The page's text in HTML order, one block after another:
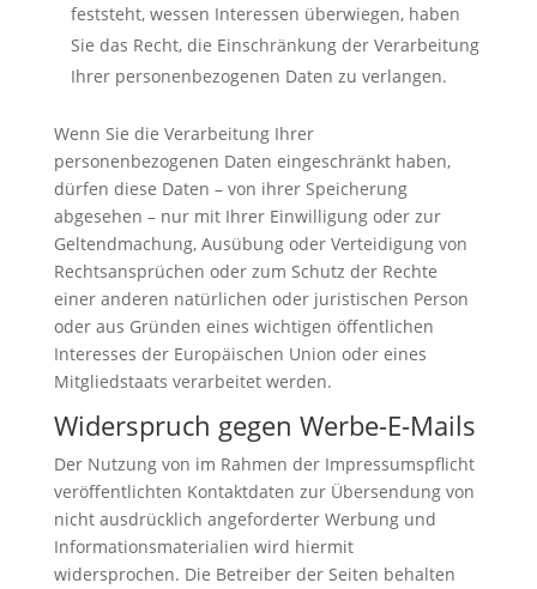
feststeht, wessen Interessen überwiegen, haben
Sie das Recht, die Einschränkung der Verarbeitung
Ihrer personenbezogenen Daten zu verlangen.
Wenn Sie die Verarbeitung Ihrer
personenbezogenen Daten eingeschränkt haben,
dürfen diese Daten – von ihrer Speicherung
abgesehen – nur mit Ihrer Einwilligung oder zur
Geltendmachung, Ausübung oder Verteidigung von
Rechtsansprüchen oder zum Schutz der Rechte
einer anderen natürlichen oder juristischen Person
oder aus Gründen eines wichtigen öffentlichen
Interesses der Europäischen Union oder eines
Mitgliedstaats verarbeitet werden.
Widerspruch gegen Werbe-E-Mails
Der Nutzung von im Rahmen der Impressumspflicht
veröffentlichten Kontaktdaten zur Übersendung von
nicht ausdrücklich angeforderter Werbung und
Informationsmaterialien wird hiermit
widersprochen. Die Betreiber der Seiten behalten